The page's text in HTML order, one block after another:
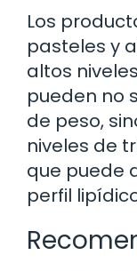
Los
pasteles y
altos
pueden no
de peso,
niveles de
que puede
perfil